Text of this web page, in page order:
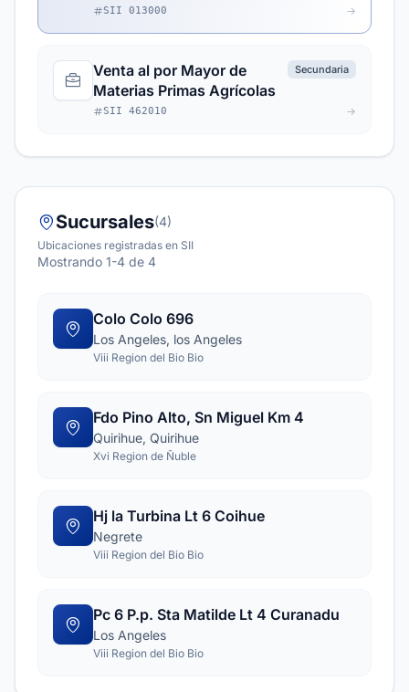
SII 013000
Venta al por Mayor de
Materias Primas Agrícolas
Secundaria
SII 462010
Sucursales(4)
Ubicaciones registradas en SII
Mostrando 1-4 de 4
Colo Colo 696
Los Angeles, los Angeles
Viii Region del Bio Bio
Fdo Pino Alto, Sn Miguel Km 4
Quirihue, Quirihue
Xvi Region de Ñuble
Hj la Turbina Lt 6 Coihue
Negrete
Viii Region del Bio Bio
Pc 6 P.p. Sta Matilde Lt 4 Curanadu
Los Angeles
Viii Region del Bio Bio